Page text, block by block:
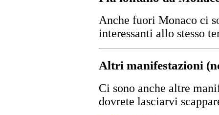
Anche fuori Monaco ci
interessanti allo stesso
Altri manifestazioni
Ci sono anche altre
dovrete lasciarvi